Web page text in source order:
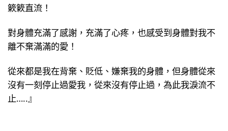
簌簌直流！
對身體充滿了感謝，充滿了心疼，也感受到身體對我不
離不棄滿滿的愛！
從來都是我在背棄、貶低、嫌棄我的身體，但身體從來
沒有一刻停止過愛我，從來沒有停止過，為此我淚流不
止…..』